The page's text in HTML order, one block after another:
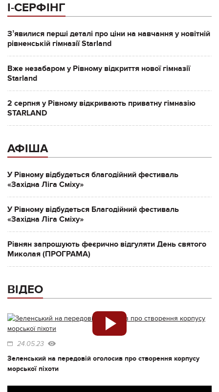
І-СЕРФІНГ
Зʼявилися перші деталі про ціни на навчання у новітній
рівненській гімназії Starland
Вже незабаром у Рівному відкриття нової гімназії
Starland
2 серпня у Рівному відкривають приватну гімназію
STARLAND
АФІША
У Рівному відбудеться благодійний фестиваль
«Західна Ліга Сміху»
У Рівному відбудеться Благодійний фестиваль
«Західна Ліга Сміху»
Рівнян запрошують феєрично відгуляти День святого
Миколая (ПРОГРАМА)
ВІДЕО
24.05.23
Зеленський на передовій оголосив про створення корпусу
морської піхоти